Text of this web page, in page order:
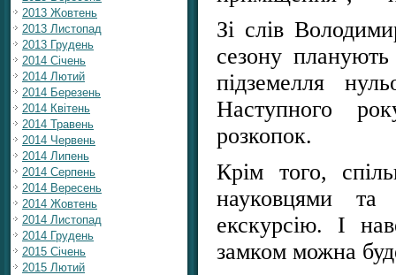
2013 Жовтень
2013 Листопад
2013 Грудень
2014 Січень
2014 Лютий
2014 Березень
2014 Квітень
2014 Травень
2014 Червень
2014 Липень
2014 Серпень
2014 Вересень
2014 Жовтень
2014 Листопад
2014 Грудень
2015 Січень
2015 Лютий
Зі слів
сезону
підземелля
Наступного
розкопок.
Крім того,
науковцями та
екскурсію. І
замком можна